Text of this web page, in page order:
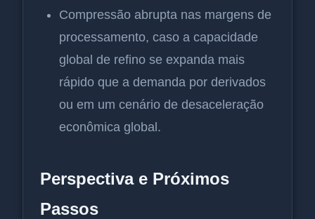
Compressão abrupta nas margens de
processamento, caso a capacidade
global de refino se expanda mais
rápido que a demanda por derivados
ou em um cenário de desaceleração
econômica global.
Perspectiva e Próximos
Passos